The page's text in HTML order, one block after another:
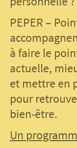
PEPER –
à faire le
actuelle,
et mettre en
pour
bien-être.
Un